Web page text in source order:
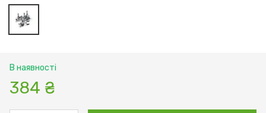
В наявності
384 ₴